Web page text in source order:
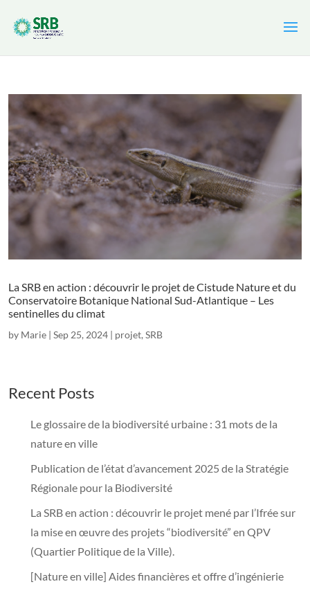
La SRB en action : découvrir le projet de Cistude Nature et du
Conservatoire Botanique National Sud-Atlantique – Les
sentinelles du climat
by Marie | Sep 25, 2024 | projet, SRB
Recent Posts
Le glossaire de la biodiversité urbaine : 31 mots de la
nature en ville
Publication de l’état d’avancement 2025 de la Stratégie
Régionale pour la Biodiversité
La SRB en action : découvrir le projet mené par l’Ifrée sur
la mise en œuvre des projets “biodiversité” en QPV
(Quartier Politique de la Ville).
[Nature en ville] Aides financières et offre d’ingénierie